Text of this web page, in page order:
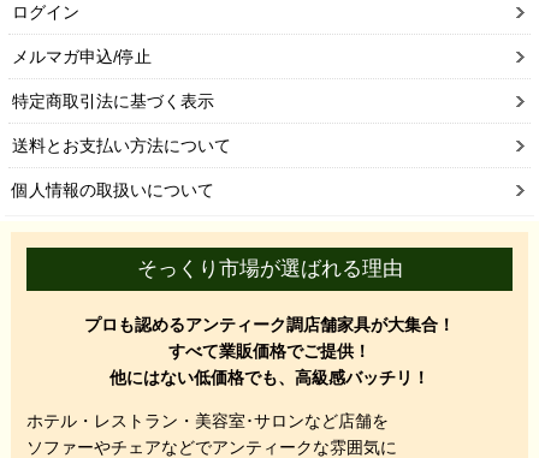
ログイン
メルマガ申込/停止
特定商取引法に基づく表示
送料とお支払い方法について
個人情報の取扱いについて
そっくり市場が選ばれる理由
プロも認めるアンティーク調店舗家具が大集合！
すべて業販価格でご提供！
他にはない低価格でも、高級感バッチリ！
ホテル・レストラン・美容室･サロンなど店舗を
ソファーやチェアなどでアンティークな雰囲気に